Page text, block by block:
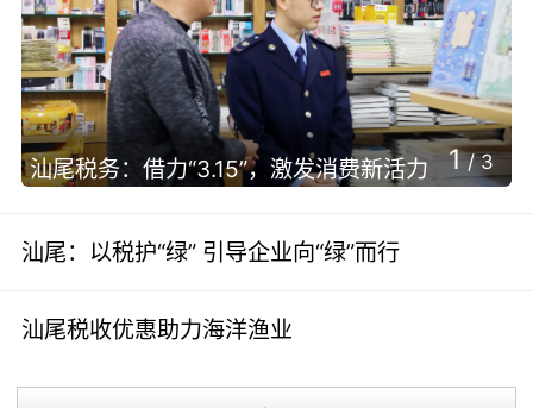
汕尾税务：借力“3.15”，激发消费新活力 1/3
汕尾：以税护“绿” 引导企业向“绿”而行
汕尾税收优惠助力海洋渔业